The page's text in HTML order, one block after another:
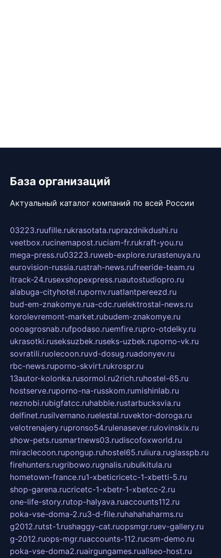
База организаций
Актуальный каталог компаний по всей России
03223.ruufille.rukrasotata.ruprazdnikdushi.ru
veetbox.rucinemapost.ruciam-fr.rukraft-you.ru
mega-press.ru03223.ruweb-explore.rurastenuya.ru
eurovision-russia.rustrah-news.rufreeride-team.ru
itrack-24.rusexshopexpress.ruautostudiopro.ru
alabuga-cityhotel.rupornv.ruatlantpereezd.ru
bud-em-znakomye.rua-cdc.ruelektrostal-news.ru
korolevremont-market.rubudem-znakomye.ru
oooagrosnab.rufpodaso.ruemfire.rupro-otdelky.ru
ukrasotki.ruseksuzbek.ruseks-uzbek.ruporno-vk.ru
sovratili.ruolecoon.ruvd-dosug.ruadonyev.ru
rbc-news.ruporno-skvirt.rukrospr.ru
13autor-kolonka.rusormol.ru2rich.ruhostel-65.ru
hostserve.ruporno-na-russkom.rumishinlab.ru
neznobi.rubigfatcc.ruhabble.rustarbucksvia.ru
delfinet.rusilvernano.ruelestal.ruvektor-doroga.ru
velotrenajery.rupronso54.rulenasever.rulovinskix.ru
show-pets.rusmartnews03.rudiscofoxworld.ru
miraclecoon.rupongup.ruhostel65.ruliura.ruglasspb.ru
firehunters.rugribowo.rugnalis.rubulkitula.ru
hometown-france.ru1-xbeticricetc-1-xbetti-5.ru
shop-garena.rucricetc-1-xbetr-1-xbetcc-2.ru
one-life-story.rutop-halyava.ruaccounts112.ru
poka-vse-doma-2.ru3-d-file.ruhahahaharms.ru
g2012.rutst-1.rushaggy-cat.ruopsmgr.ruev-gallery.ru
g-2012.ruops-mgr.ruaccounts-112.rucsm-demo.ru
poka-vse-doma2.ruairgungames.ruallseo-host.ru